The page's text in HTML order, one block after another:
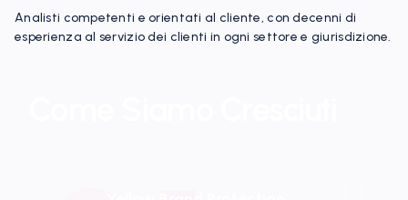
Analisti competenti e orientati al cliente, con decenni di
esperienza al servizio dei clienti in ogni settore e giurisdizione.